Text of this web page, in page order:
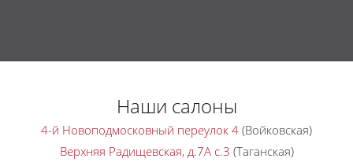
Наши салоны
4-й Новоподмосковный переулок 4 (Войковская)
Верхняя Радищевская, д.7A с.3 (Таганская)